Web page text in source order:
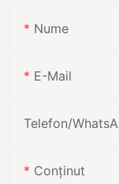
Nume
E-Mail
Telefon/
Conţinut